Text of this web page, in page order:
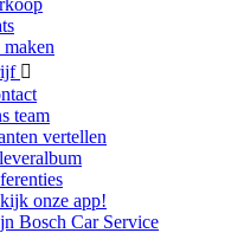
team
vertellen
onze app!
Bosch Car Service